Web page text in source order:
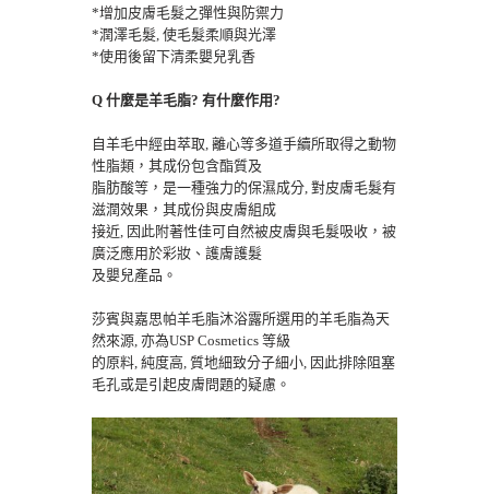
*增加皮膚毛髮之彈性與防禦力
*潤澤毛髮, 使毛髮柔順與光澤
*使用後留下清柔嬰兒乳香
Q 什麼是羊毛脂? 有什麼作用?
自羊毛中經由萃取, 離心等多道手續所取得之動物
性脂類，其成份包含酯質及
脂肪酸等，是一種強力的保濕成分, 對皮膚毛髮有
滋潤效果，其成份與皮膚組成
接近, 因此附著性佳可自然被皮膚與毛髮吸收，被
廣泛應用於彩妝、護膚護髮
及嬰兒產品。
莎賓與嘉思帕羊毛脂沐浴露所選用的羊毛脂為天
然來源, 亦為USP Cosmetics 等級
的原料, 純度高, 質地細致分子細小, 因此排除阻塞
毛孔或是引起皮膚問題的疑慮。